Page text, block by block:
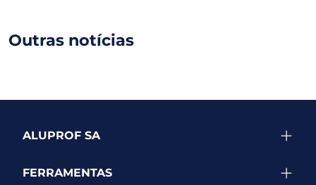
Outras notícias
ALUPROF SA
FERRAMENTAS